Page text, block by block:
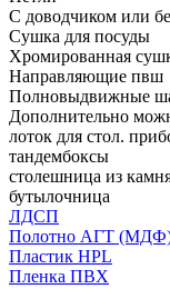
С доводчиком или
Сушка для посуды
Хромированная
Направляющие пвш
Полновыдвижные
Дополнительно
лоток для стол.
тандембоксы
столешница из
бутылочница
ЛДСП
Полотно АГТ
Пластик HPL
Пленка ПВХ